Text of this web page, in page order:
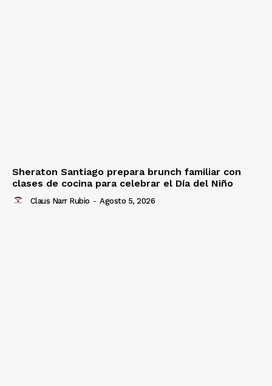
Sheraton Santiago prepara brunch familiar con
clases de cocina para celebrar el Día del Niño
Claus Narr Rubio - Agosto 5, 2026